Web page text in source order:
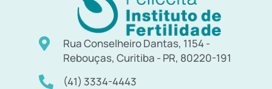
Rua Conselheiro Dantas, 1154 -
Rebouças, Curitiba - PR, 80220-191
(41) 3334-4443